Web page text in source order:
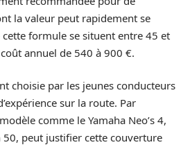
la valeur peut rapidement se
cette formule se situent entre 45 et
annuel de 540 à 900 €.
choisie par les jeunes conducteurs
sur la route. Par
comme le Yamaha Neo’s 4,
peut justifier cette couverture